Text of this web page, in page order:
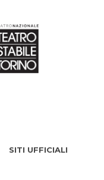
SITI UFFICIALI